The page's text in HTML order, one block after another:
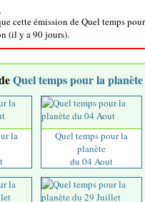
cette émission de Quel temps
(il y a 90 jours).
Quel temps pour la planète
la
Quel temps pour la
planète
du 04 Aout